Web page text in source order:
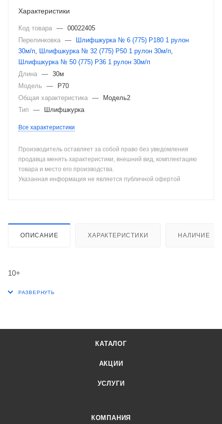
Характеристики
Код товара — 00022405
Перелинковка —
Шлифшкурка № 6 (775) P180 1 рулон
30м/п, Шлифшкурка № 32 (775) P50 1 рулон 30м/п,
Шлифшкурка № 50 (775) P36 1 рулон 30м/п
Длина — 30м
Модель
—
Р70
Общая характеристика —
Модель2
Тип
— Шлифшкурка
Все характеристики
Производитель оставляет за собой право без уведомления
продавца менять характеристики, внешний вид, комплектацию
товара и место его производства.
Указанная информация не является публичной офертой
ОПИСАНИЕ ХАРАКТЕРИСТИКИ НАЛИЧИЕ
10+
КАТАЛОГ
АКЦИИ
УСЛУГИ
КОМПАНИЯ